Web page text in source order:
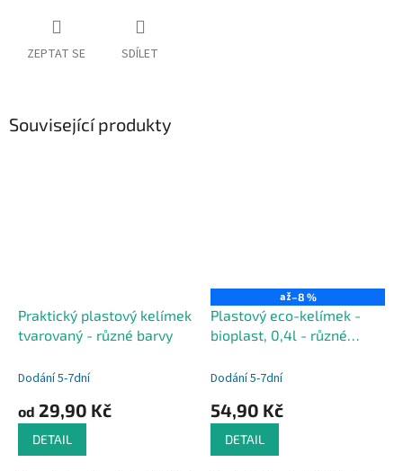
ZEPTAT SE SDÍLET
Související produkty
Praktický plastový kelímek
tvarovaný - různé barvy
Dodání 5-7dní
od 29,90 Kč
DETAIL
až–8 %
Plastový eco-kelímek -
bioplast, 0,4l - různé
Dodání 5-7dní
54,90 Kč
DETAIL